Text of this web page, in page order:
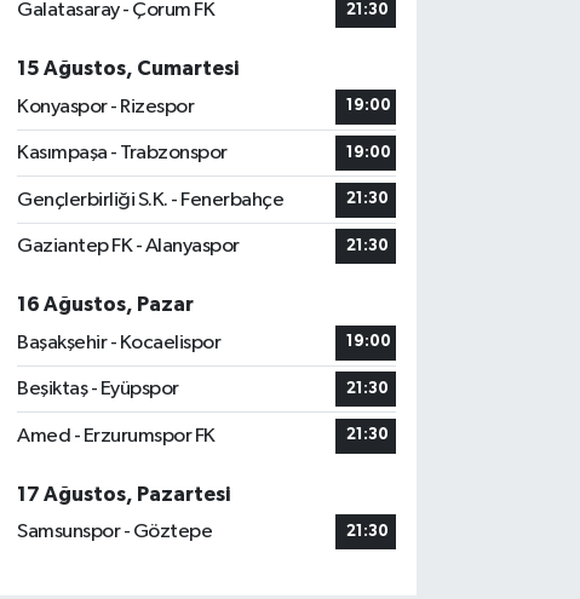
Galatasaray - Çorum FK
21:30
15 Ağustos, Cumartesi
Konyaspor - Rizespor
19:00
Kasımpaşa - Trabzonspor 19:00
Gençlerbirliği S.K. - Fenerbahçe 21:30
Gaziantep FK - Alanyaspor 21:30
16 Ağustos, Pazar
Başakşehir - Kocaelispor
19:00
Beşiktaş - Eyüpspor 21:30
Amed - Erzurumspor FK 21:30
17 Ağustos, Pazartesi
Samsunspor - Göztepe
21:30